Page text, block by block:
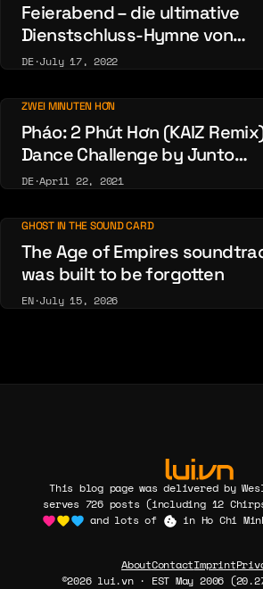
Feierabend – die ultimative
Dienstschluss-Hymne von
Grossstadtgeflüster
DE·July 17, 2022
ZWEI MINUTEN HƠN
Pháo: 2 Phút Hơn (KAIZ
Dance Challenge by Junto
Dance Crew Việt Nam
DE·April 22, 2021
GHOST IN THE SOUND CARD
The Age of Empires
was built to be forgotten
EN·July 15, 2026
This blog page was delivered by
serves 726 posts (including 12
and lots of
in Ho Chi
AboutContactImprint
©2026 lui.vn · EST May 2006